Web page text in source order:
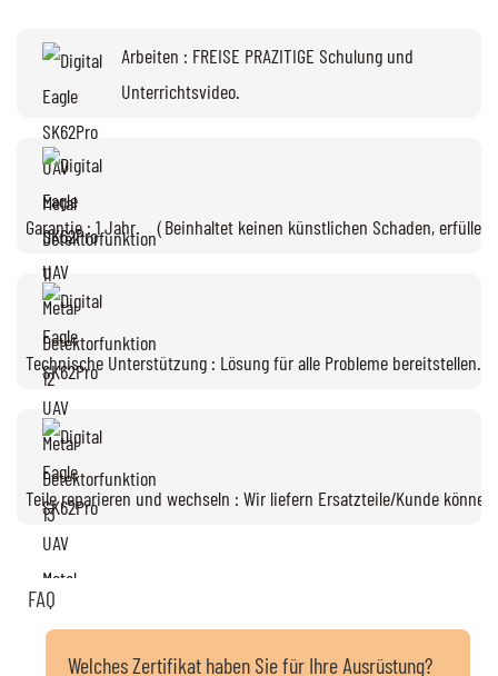
Arbeiten : FREISE PRAZITIGE Schulung und
Unterrichtsvideo.
Garantie : 1 Jahr. （Beinhaltet keinen künstlichen Schaden, erfüllen
Technische Unterstützung : Lösung für alle Probleme bereitstellen.
Teile reparieren und wechseln : Wir liefern Ersatzteile/Kunde
FAQ
Welches Zertifikat haben Sie für Ihre Ausrüstung?